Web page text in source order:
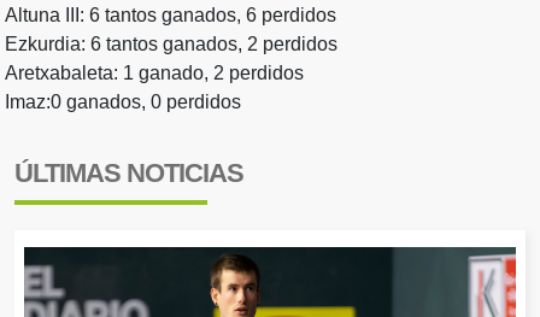
Altuna III: 6 tantos ganados, 6 perdidos
Ezkurdia: 6 tantos ganados, 2 perdidos
Aretxabaleta: 1 ganado, 2 perdidos
Imaz:0 ganados, 0 perdidos
ÚLTIMAS NOTICIAS